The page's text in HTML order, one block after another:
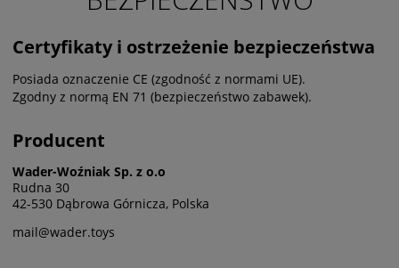
Certyfikaty i ostrzeżenie bezpieczeństwa
Posiada oznaczenie CE (zgodność z normami UE).
Zgodny z normą EN 71 (bezpieczeństwo zabawek).
Producent
Wader-Woźniak Sp. z o.o
Rudna 30
42-530 Dąbrowa Górnicza, Polska
mail@wader.toys